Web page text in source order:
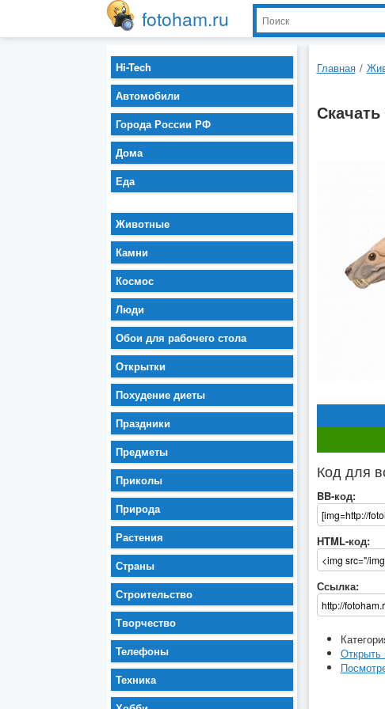
fotoham.ru
Главная /
Код для
BB-код:
HTML-код:
Ссылка:
Открыть
Hi-Tech
Автомобили
Города России РФ
Дома
Еда
Животные
Камни
Космос
Люди
Обои для рабочего стола
Открытки
Похудение диеты
Праздники
Предметы
Приколы
Природа
Растения
Страны
Строительство
Творчество
Телефоны
Техника